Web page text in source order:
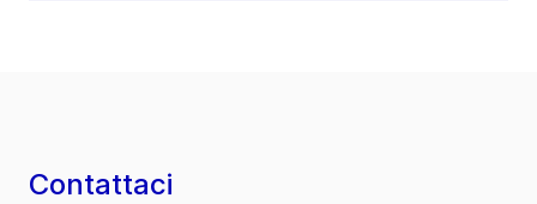
Contattaci